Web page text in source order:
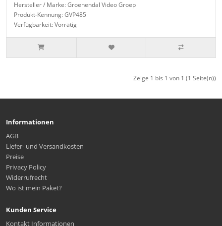
Hersteller / Marke: Groenendal Video Groep
Produkt-Kennung: GVP485
Verfügbarkeit: Vorrätig
Zeige 1 bis 1 von 1 (1 Seite(n))
Informationen
AGB
Liefer- und Versandkosten
Preise
Privacy Policy
Widerrufrecht
Wo ist mein Paket?
Kunden Service
Kontakt Informationen